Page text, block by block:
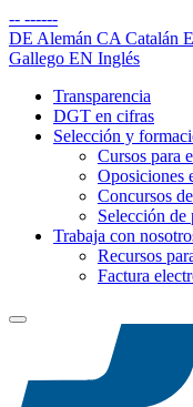
-- ------
DE Alemán CA Catalán
Gallego EN Inglés
Transparencia
DGT en cifras
Selección y
Cursos para
Oposiciones
Concursos
Selección de
Trabaja con
Recursos
Factura